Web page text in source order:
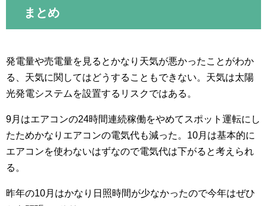
まとめ
発電量や売電量を見るとかなり天気が悪かったことがわか
る、天気に関してはどうすることもできない。天気は太陽
光発電システムを設置するリスクではある。
9月はエアコンの24時間連続稼働をやめてスポット運転にし
たためかなりエアコンの電気代も減った。10月は基本的に
エアコンを使わないはずなので電気代は下がると考えられ
る。
昨年の10月はかなり日照時間が少なかったので今年はぜひ